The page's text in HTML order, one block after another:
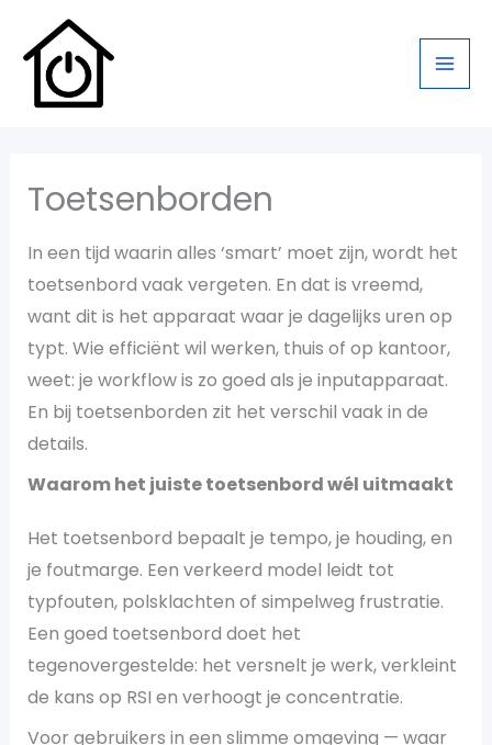
naar
inhoud
Toetsenborden
In een tijd waarin alles ‘smart’ moet zijn, wordt het
toetsenbord vaak vergeten. En dat is vreemd,
want dit is het apparaat waar je dagelijks uren op
typt. Wie efficiënt wil werken, thuis of op kantoor,
weet: je workflow is zo goed als je inputapparaat.
En bij toetsenborden zit het verschil vaak in de
details.
Waarom het juiste toetsenbord wél uitmaakt
Het toetsenbord bepaalt je tempo, je houding, en
je foutmarge. Een verkeerd model leidt tot
typfouten, polsklachten of simpelweg frustratie.
Een goed toetsenbord doet het
tegenovergestelde: het versnelt je werk, verkleint
de kans op RSI en verhoogt je concentratie.
Voor gebruikers in een slimme omgeving — waar